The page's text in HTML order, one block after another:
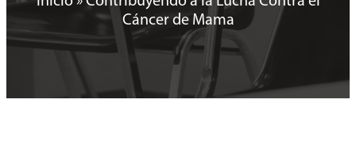
Cáncer de Mama